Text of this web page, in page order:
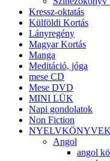
Kressz-oktatás
Külföldi Kortás
Lányregény
Magyar Kortás
Manga
Meditáció, jóga
mese CD
Mese DVD
MINI LÜK
Napi gondolatok
Non Fiction
Angol
angol